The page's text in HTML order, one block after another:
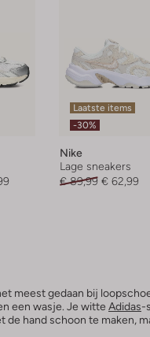
Laatste items
-30%
Nike
Lage sneakers
€ 89,99 € 62,99
meest gedaan bij
een wasje. Je witte Adidas-
hand schoon te maken,